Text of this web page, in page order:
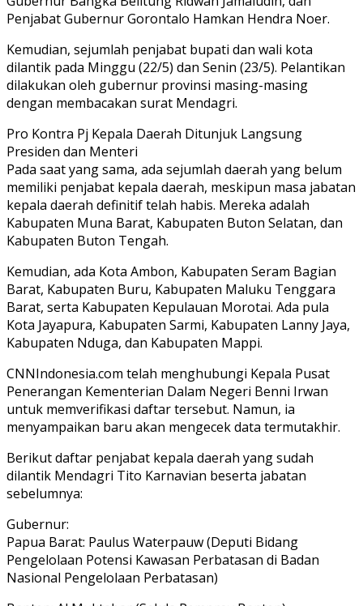
Penjabat Gubernur Gorontalo Hamkan Hendra Noer.
Kemudian, sejumlah penjabat bupati dan wali kota
dilantik pada Minggu (22/5) dan Senin (23/5). Pelantikan
dilakukan oleh gubernur provinsi masing-masing
dengan membacakan surat Mendagri.
Pro Kontra Pj Kepala Daerah Ditunjuk Langsung
Presiden dan Menteri
Pada saat yang sama, ada sejumlah daerah yang belum
memiliki penjabat kepala daerah, meskipun masa jabatan
kepala daerah definitif telah habis. Mereka adalah
Kabupaten Muna Barat, Kabupaten Buton Selatan, dan
Kabupaten Buton Tengah.
Kemudian, ada Kota Ambon, Kabupaten Seram Bagian
Barat, Kabupaten Buru, Kabupaten Maluku Tenggara
Barat, serta Kabupaten Kepulauan Morotai. Ada pula
Kota Jayapura, Kabupaten Sarmi, Kabupaten Lanny Jaya,
Kabupaten Nduga, dan Kabupaten Mappi.
CNNIndonesia.com telah menghubungi Kepala Pusat
Penerangan Kementerian Dalam Negeri Benni Irwan
untuk memverifikasi daftar tersebut. Namun, ia
menyampaikan baru akan mengecek data termutakhir.
Berikut daftar penjabat kepala daerah yang sudah
dilantik Mendagri Tito Karnavian beserta jabatan
sebelumnya:
Gubernur:
Papua Barat: Paulus Waterpauw (Deputi Bidang
Pengelolaan Potensi Kawasan Perbatasan di Badan
Nasional Pengelolaan Perbatasan)